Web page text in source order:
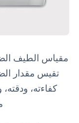
مقياس الطيف
تقيس مقدار
كفاءته،